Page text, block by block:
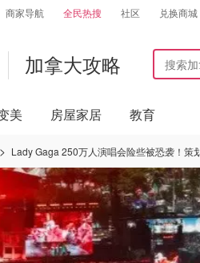
商家导航 全民热搜 社区 兑换商城
加拿大攻略
美 房屋家居 教育
Lady Gaga 250万人演唱会险些被恐袭！策